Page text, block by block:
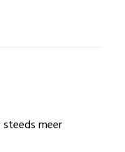
steeds meer